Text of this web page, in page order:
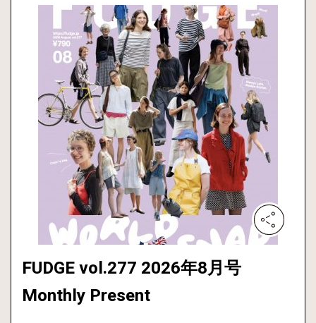
FUDGE vol.277 2026年8月号
Monthly Present